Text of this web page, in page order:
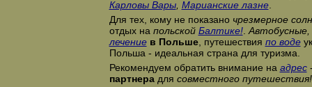
Карловы Вары, Марианские лазне.
Для тех, кому не показано чрезмерное
отдых на польской Балтике!.
лечениев Польше, путешествия по воде
Польша - идеальная страна для туризма.
Рекомендуем обратить внимание на адрес-
партнерадля совместного путешествия!